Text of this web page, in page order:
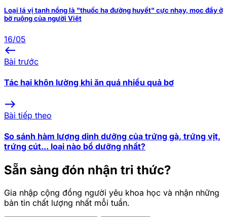
Loại lá vị tanh nồng là "thuốc hạ đường huyết" cực nhạy, mọc đầy ở
bờ ruộng của người Việt
16/05
west
Bài trước
Tác hại khôn lường khi ăn quá nhiều quả bơ
east
Bài tiếp theo
So sánh hàm lượng dinh dưỡng của trứng gà, trứng vịt,
trứng cút... loại nào bổ dưỡng nhất?
Sẵn sàng đón nhận tri thức?
Gia nhập cộng đồng người yêu khoa học và nhận những
bản tin chất lượng nhất mỗi tuần.